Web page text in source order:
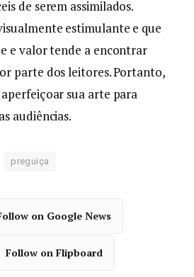
de serem assimilados.
estimulante e que
e valor tende a encontrar
parte dos leitores. Portanto,
sua arte para
audiências.
preguiça
on Google News
Follow on Flipboard